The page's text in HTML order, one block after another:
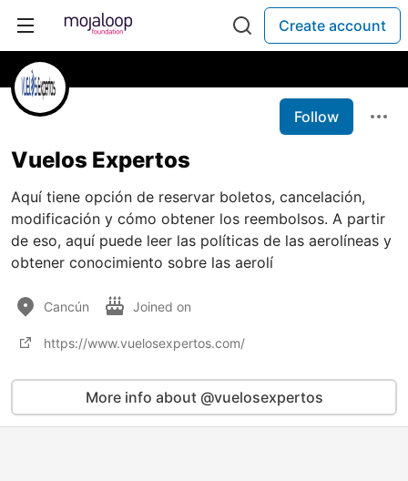
Create account
Follow
Vuelos Expertos
Aquí tiene opción de reservar boletos, cancelación,
modificación y cómo obtener los reembolsos. A partir
de eso, aquí puede leer las políticas de las aerolíneas y
obtener conocimiento sobre las aerolí
Cancún Joined on
https://www.vuelosexpertos.com/
More info about @vuelosexpertos